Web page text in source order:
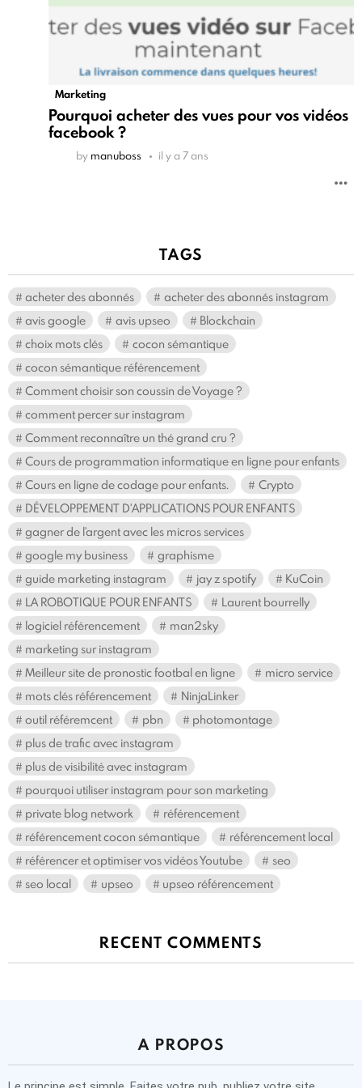
Marketing
Pourquoi acheter des vues pour vos vidéos
facebook ?
by manuboss il y a 7 ans
TAGS
acheter des abonnés
acheter des abonnés instagram
avis google
avis upseo
Blockchain
choix mots clés
cocon sémantique
cocon sémantique référencement
Comment choisir son coussin de Voyage ?
comment percer sur instagram
Comment reconnaître un thé grand cru ?
Cours de programmation informatique en ligne pour enfants
Cours en ligne de codage pour enfants.
Crypto
DÉVELOPPEMENT D'APPLICATIONS POUR ENFANTS
gagner de l'argent avec les micros services
google my business
graphisme
guide marketing instagram
jay z spotify
KuCoin
LA ROBOTIQUE POUR ENFANTS
Laurent bourrelly
logiciel référencement
man2sky
marketing sur instagram
Meilleur site de pronostic footbal en ligne
micro service
mots clés référencement
NinjaLinker
outil référemcent
pbn
photomontage
plus de trafic avec instagram
plus de visibilité avec instagram
pourquoi utiliser instagram pour son marketing
private blog network
référencement
référencement cocon sémantique
référencement local
référencer et optimiser vos vidéos Youtube
seo
seo local
upseo upseo référencement
RECENT COMMENTS
A PROPOS